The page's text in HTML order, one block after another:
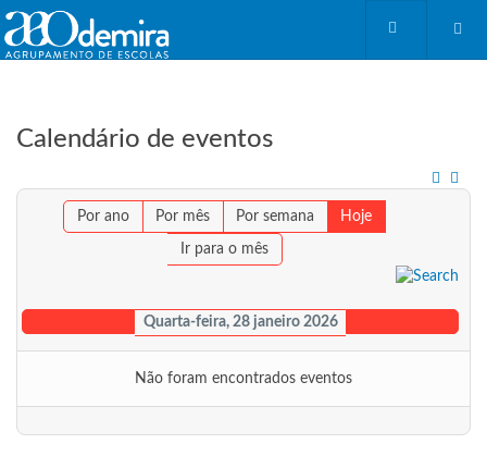
Calendário de eventos
Por ano Por mês Por semana Hoje
Ir para o mês
Quarta-feira, 28 janeiro 2026
Não foram encontrados eventos